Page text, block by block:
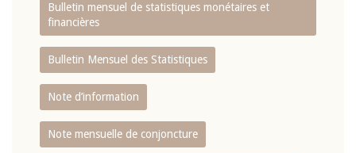
Bulletin mensuel de statistiques monétaires et
financières
Bulletin Mensuel des Statistiques
Note d’information
Note mensuelle de conjoncture